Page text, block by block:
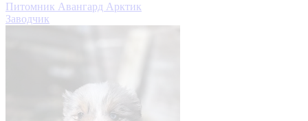
Питомник Авангард Арктик
Заводчик